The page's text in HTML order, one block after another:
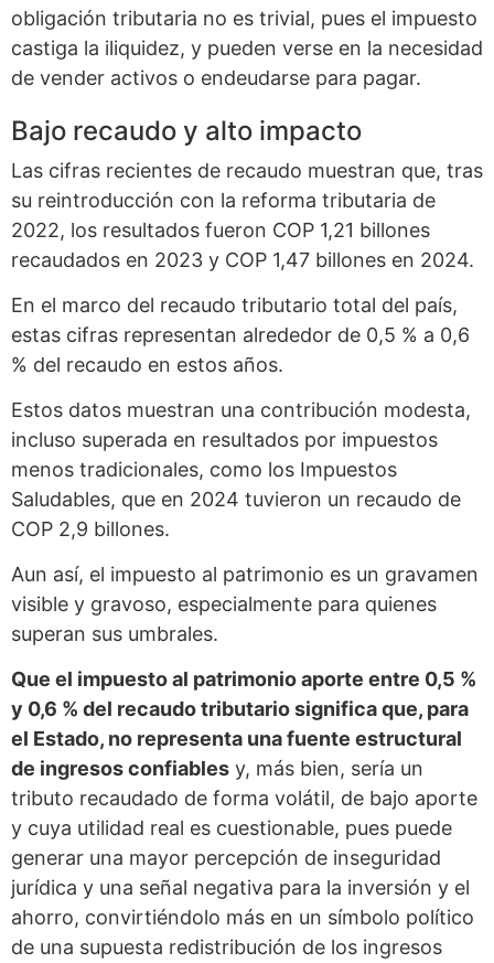
obligación tributaria no es trivial, pues el impuesto
castiga la iliquidez, y pueden verse en la necesidad
de vender activos o endeudarse para pagar.
Bajo recaudo y alto impacto
Las cifras recientes de recaudo muestran que, tras
su reintroducción con la reforma tributaria de
2022, los resultados fueron COP 1,21 billones
recaudados en 2023 y COP 1,47 billones en 2024.
En el marco del recaudo tributario total del país,
estas cifras representan alrededor de 0,5 % a 0,6
% del recaudo en estos años.
Estos datos muestran una contribución modesta,
incluso superada en resultados por impuestos
menos tradicionales, como los Impuestos
Saludables, que en 2024 tuvieron un recaudo de
COP 2,9 billones.
Aun así, el impuesto al patrimonio es un gravamen
visible y gravoso, especialmente para quienes
superan sus umbrales.
Que el impuesto al patrimonio aporte entre 0,5 %
y 0,6 % del recaudo tributario significa que, para
el Estado, no representa una fuente estructural
de ingresos confiables y, más bien, sería un
tributo recaudado de forma volátil, de bajo aporte
y cuya utilidad real es cuestionable, pues puede
generar una mayor percepción de inseguridad
jurídica y una señal negativa para la inversión y el
ahorro, convirtiéndolo más en un símbolo político
de una supuesta redistribución de los ingresos